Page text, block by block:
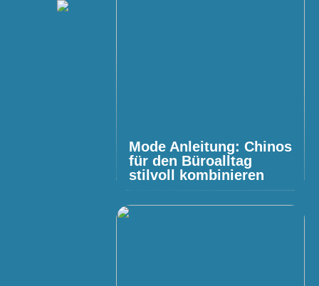
Mode Anleitung: Chinos
für den Büroalltag
stilvoll kombinieren